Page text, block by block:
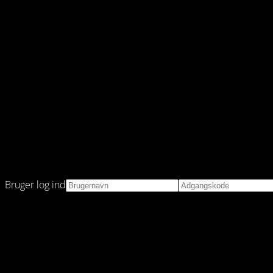
Bruger log ind